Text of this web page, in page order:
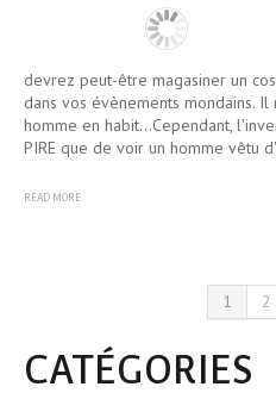
devrez peut-être magasiner un
dans vos évènements mondains.
homme en habit...Cependant,
PIRE que de voir un homme vêtu
READ MORE
1 2
CATÉGORIES